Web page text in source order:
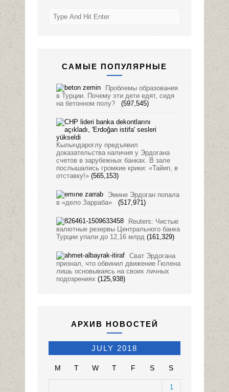
САМЫЕ ПОПУЛЯРНЫЕ
Проблемы образования
в Турции. Почему эти дети едят, сидя
на бетонном полу?
(597,545)
Кылычдароглу предъявил
доказательства наличия у Эрдогана
счетов в зарубежных банках. В зале
послышались громкие крики: «Тайип, в
отставку!» (565,153)
Эмине Эрдоган попала
в «дело Зарраба»
(517,971)
Reuters: Чистые
валютные резервы Центрального банка
Турции упали до 12,16 млрд (161,329)
Сват Эрдогана
признал, что обвинил движение Гюлена
лишь основываясь на своих личных
подозрениях (125,938)
АРХИВ НОВОСТЕЙ
JULY 2018
M T W T F S S
1